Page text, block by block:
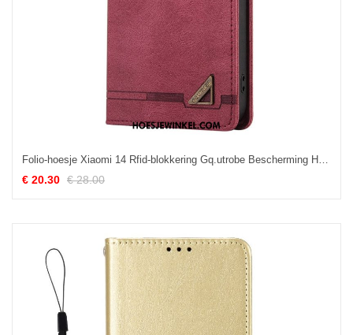
Folio-hoesje Xiaomi 14 Rfid-blokkering Gq.utrobe Bescherming Hoesje
€ 20.30 € 28.00